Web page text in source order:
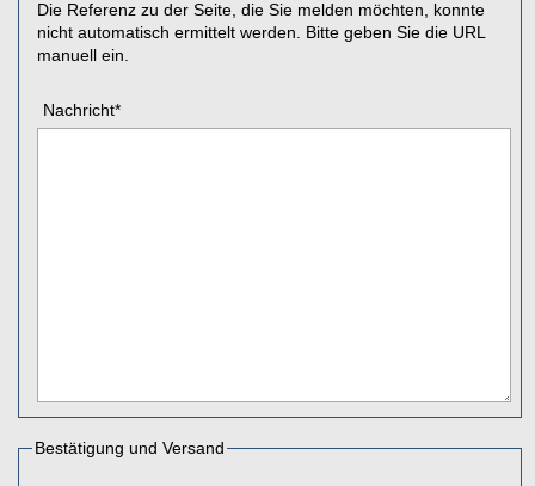
Die Referenz zu der Seite, die Sie melden möchten, konnte
nicht automatisch ermittelt werden. Bitte geben Sie die URL
manuell ein.
Nachricht*
Bestätigung und Versand